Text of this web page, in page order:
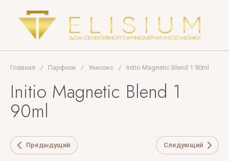
Главная / Парфюм / Унисекс / Initio Magnetic Blend 1 90ml
Initio Magnetic Blend 1
90ml
Предыдущий Следующий
U
UNIQUE'E
LUXURY
V
Canto
VALMONT
VERONIQUE
Vertus
Xerjoff Yves
Saint